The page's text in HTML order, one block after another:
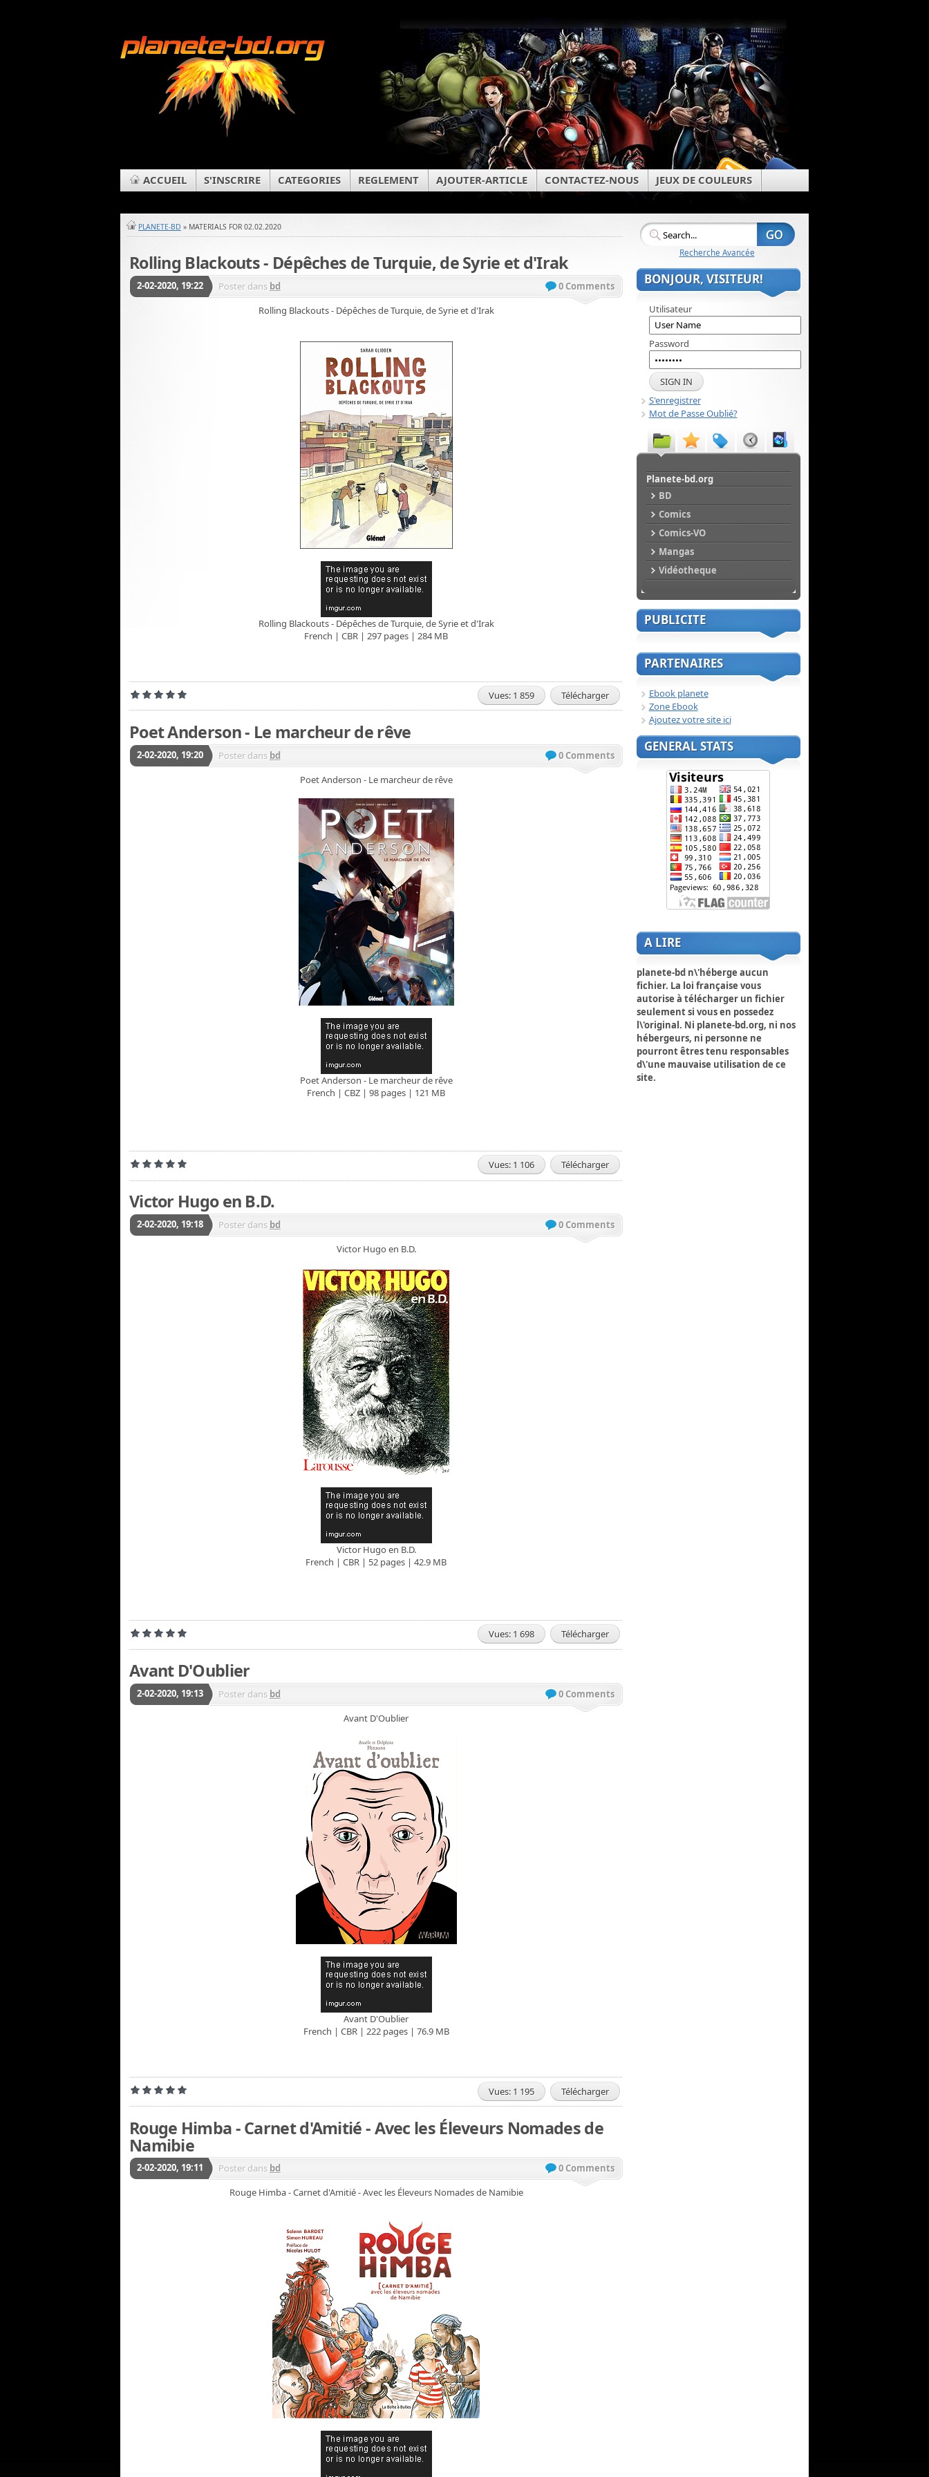
ACCUEIL S'INSCRIRE CATEGORIES REGLEMENT AJOUTER-ARTICLE CONTACTEZ-NOUS JEUX DE COULEURS
PLANETE-BD » MATERIALS FOR 02.02.2020
Rolling Blackouts - Dépêches de Turquie, de Syrie et d'Irak
2-02-2020, 19:22 Poster dans bd
0 Comments
Rolling Blackouts - Dépêches de Turquie, de Syrie et d'Irak
Rolling Blackouts - Dépêches de Turquie, de Syrie et d'Irak
French | CBR | 297 pages | 284 MB
Vues: 1 859 Télécharger
Poet Anderson - Le marcheur de rêve
2-02-2020, 19:20 Poster dans bd
0 Comments
Poet Anderson - Le marcheur de rêve
Poet Anderson - Le marcheur de rêve
French | CBZ | 98 pages | 121 MB
Vues: 1 106 Télécharger
Victor Hugo en B.D.
2-02-2020, 19:18 Poster dans bd
0 Comments
Victor Hugo en B.D.
Victor Hugo en B.D.
French | CBR | 52 pages | 42.9 MB
Vues: 1 698 Télécharger
Avant D'Oublier
2-02-2020, 19:13 Poster dans bd
0 Comments
Avant D'Oublier
Avant D'Oublier
French | CBR | 222 pages | 76.9 MB
Vues: 1 195 Télécharger
Rouge Himba - Carnet d'Amitié - Avec les Éleveurs Nomades de
Namibie
2-02-2020, 19:11 Poster dans bd
0 Comments
Rouge Himba - Carnet d'Amitié - Avec les Éleveurs Nomades de Namibie
Recherche Avancée
BONJOUR, VISITEUR!
Utilisateur
Password
S'enregistrer
Mot de Passe Oublié?
Planete-bd.org
BD
Comics
Comics-VO
Mangas
Vidéotheque
PUBLICITE
PARTENAIRES
Ebook planete
Zone Ebook
Ajoutez votre site ici
GENERAL STATS
A LIRE
planete-bd n\'héberge aucun
fichier. La loi française vous
autorise à télécharger un fichier
seulement si vous en possedez
l\'original. Ni planete-bd.org, ni nos
hébergeurs, ni personne ne
pourront êtres tenu responsables
d\'une mauvaise utilisation de ce
site.